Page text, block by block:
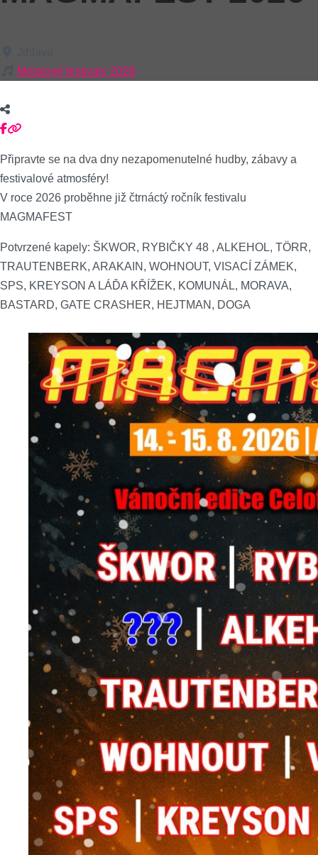
Metalové festivaly 2026
Připravte se na dva dny nezapomenutelné hudby, zábavy a
festivalové atmosféry!
V roce 2026 proběhne již čtrnáctý ročník festivalu
MAGMAFEST
Potvrzené kapely: ŠKWOR, RYBIČKY 48 , ALKEHOL, TÖRR,
TRAUTENBERK, ARAKAIN, WOHNOUT, VISACÍ ZÁMEK,
SPS, KREYSON A LÁĎA KŘÍŽEK, KOMUNÁL, MORAVA,
BASTARD, GATE CRASHER, HEJTMAN, DOGA